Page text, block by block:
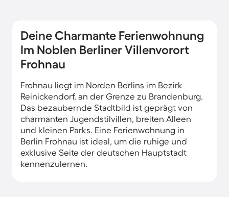
Deine Charmante Ferienwohnung
Im Noblen Berliner Villenvorort
Frohnau
Frohnau liegt im Norden Berlins im Bezirk
Reinickendorf, an der Grenze zu Brandenburg.
Das bezaubernde Stadtbild ist geprägt von
charmanten Jugendstilvillen, breiten Alleen
und kleinen Parks. Eine Ferienwohnung in
Berlin Frohnau ist ideal, um die ruhige und
exklusive Seite der deutschen Hauptstadt
kennenzulernen.